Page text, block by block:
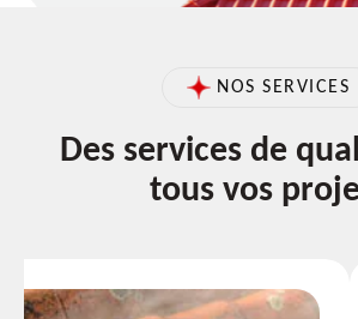
NOS SERVICES
Des services de
tous vos